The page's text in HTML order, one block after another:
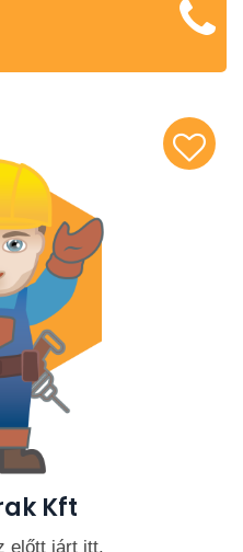
Kft
előtt járt itt.